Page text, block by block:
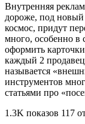
Внутренняя
дороже, под новый
космос, придут
много, особенно в
оформить
каждый 2
называется
инструментов
статьями про
1.3K показов 117